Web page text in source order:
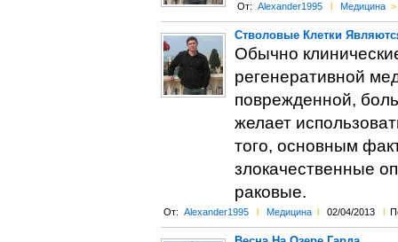
От: Alexander1995 l Медицина >
Стволовые Клетки
Обычно
регенеративной
поврежденной,
желает
того, основным
злокачественные
раковые.
От: Alexander1995 l Медицина l 02/04/2013 l